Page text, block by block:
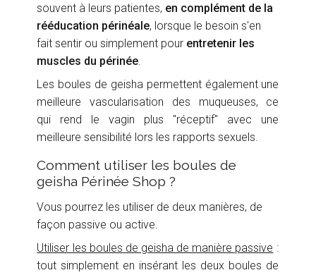
souvent à leurs patientes, en complément de la
rééducation périnéale, lorsque le besoin s'en
fait sentir ou simplement pour entretenir les
muscles du périnée
Les boules de geisha permettent également une
meilleure vascularisation des muqueuses, ce
qui rend le vagin plus "réceptif" avec une
meilleure sensibilité lors les rapports sexuels.
Comment utiliser les boules de
geisha Périnée Shop ?
Vous pourrez les utiliser de deux manières, de
façon passive ou active.
Utiliser les boules de geisha de manière passive :
tout simplement en insérant les deux boules de